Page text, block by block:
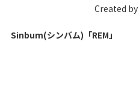
Created by
Sinbum(シンバム)「REM」